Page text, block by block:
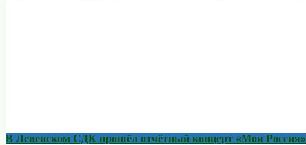
В Левенском СДК прошёл отчётный концерт «Моя Россия»